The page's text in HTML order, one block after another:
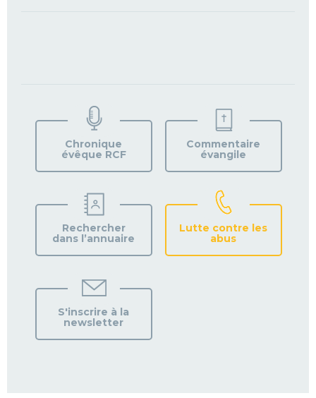
VOTRE
PAROISSE
Chronique
évêque RCF
Commentaire
évangile
Rechercher
dans l’annuaire
Lutte contre les
abus
S'inscrire à la
newsletter